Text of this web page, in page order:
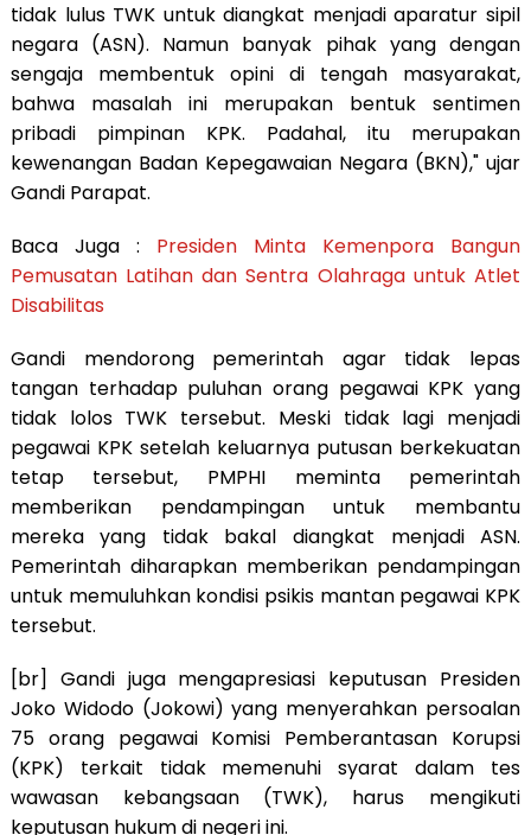
tidak lulus TWK untuk diangkat menjadi aparatur sipil
negara (ASN). Namun banyak pihak yang dengan
sengaja membentuk opini di tengah masyarakat,
bahwa masalah ini merupakan bentuk sentimen
pribadi pimpinan KPK. Padahal, itu merupakan
kewenangan Badan Kepegawaian Negara (BKN)," ujar
Gandi Parapat.
Baca Juga : Presiden Minta Kemenpora Bangun
Pemusatan Latihan dan Sentra Olahraga untuk Atlet
Disabilitas
Gandi mendorong pemerintah agar tidak lepas
tangan terhadap puluhan orang pegawai KPK yang
tidak lolos TWK tersebut. Meski tidak lagi menjadi
pegawai KPK setelah keluarnya putusan berkekuatan
tetap tersebut, PMPHI meminta pemerintah
memberikan pendampingan untuk membantu
mereka yang tidak bakal diangkat menjadi ASN.
Pemerintah diharapkan memberikan pendampingan
untuk memuluhkan kondisi psikis mantan pegawai KPK
tersebut.
[br] Gandi juga mengapresiasi keputusan Presiden
Joko Widodo (Jokowi) yang menyerahkan persoalan
75 orang pegawai Komisi Pemberantasan Korupsi
(KPK) terkait tidak memenuhi syarat dalam tes
wawasan kebangsaan (TWK), harus mengikuti
keputusan hukum di negeri ini.